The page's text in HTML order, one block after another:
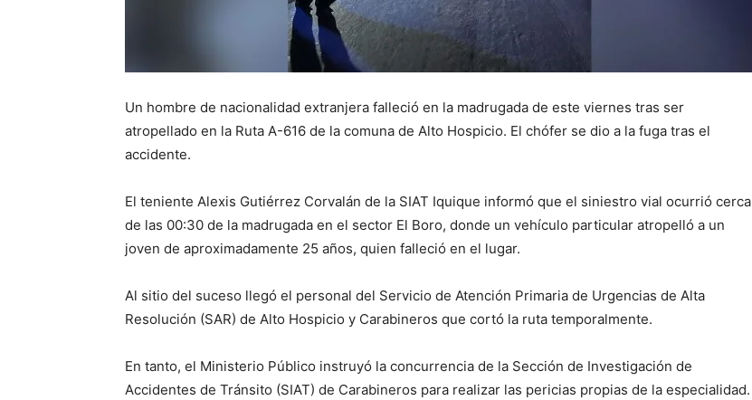
Un hombre de nacionalidad extranjera falleció en la madrugada de este viernes tras ser
atropellado en la Ruta A-616 de la comuna de Alto Hospicio. El chófer se dio a la fuga tras el
accidente.
El teniente Alexis Gutiérrez Corvalán de la SIAT Iquique informó que el siniestro vial ocurrió cerca
de las 00:30 de la madrugada en el sector El Boro, donde un vehículo particular atropelló a un
joven de aproximadamente 25 años, quien falleció en el lugar.
Al sitio del suceso llegó el personal del Servicio de Atención Primaria de Urgencias de Alta
Resolución (SAR) de Alto Hospicio y Carabineros que cortó la ruta temporalmente.
En tanto, el Ministerio Público instruyó la concurrencia de la Sección de Investigación de
Accidentes de Tránsito (SIAT) de Carabineros para realizar las pericias propias de la especialidad.